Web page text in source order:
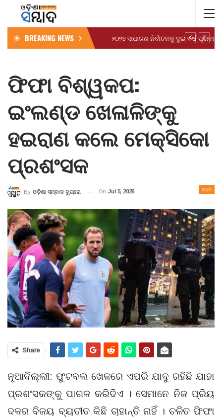
BREAKING NEWS
ଫିଫା ବିଶ୍ୱକପ:
ଇଂଲଣ୍ଡ ଖେଳାଳିଙ୍କୁ
ହଇରାଣ କଲେ ମେକ୍ସିକୋ
ପ୍ରଶଂସକ
ଖେଳ
By ଓଡ଼ିଶା ସମ୍ବାଦ ବ୍ୟୁରୋ On Jul 5, 2026
Share
ନୂଆଦିଲ୍ଲୀ: ଫୁଟବଲ ଖେଳରେ ଏପରି ଯାଦୁ ରହିଛି ଯାହା
ପ୍ରଶଂସକଙ୍କୁ ପାଗଳ କରିଦିଏ । ସେମାନେ ନିଜ ପ୍ରିୟ
ଦଳର ବିଜୟ ବ୍ୟତୀତ କିଛି ଚାହାନ୍ତି ନାହିଁ । ଚଳିତ ଫିଫା